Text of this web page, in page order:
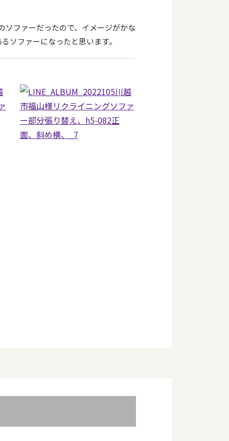
ソファーだったので、イメージがかな
ソファーになったと思います。